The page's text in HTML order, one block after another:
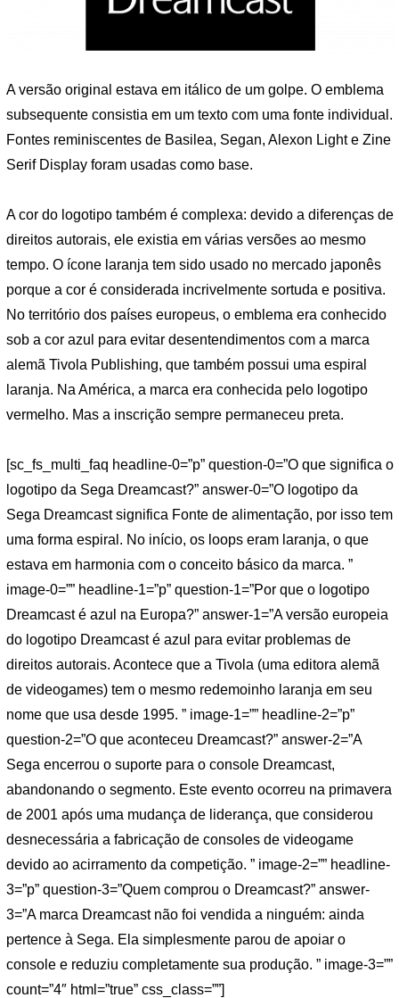
A versão original estava em itálico de um golpe. O emblema
subsequente consistia em um texto com uma fonte individual.
Fontes reminiscentes de Basilea, Segan, Alexon Light e Zine
Serif Display foram usadas como base.
A cor do logotipo também é complexa: devido a diferenças de
direitos autorais, ele existia em várias versões ao mesmo
tempo. O ícone laranja tem sido usado no mercado japonês
porque a cor é considerada incrivelmente sortuda e positiva.
No território dos países europeus, o emblema era conhecido
sob a cor azul para evitar desentendimentos com a marca
alemã Tivola Publishing, que também possui uma espiral
laranja. Na América, a marca era conhecida pelo logotipo
vermelho. Mas a inscrição sempre permaneceu preta.
[sc_fs_multi_faq headline-0=”p” question-0=”O que significa o
logotipo da Sega Dreamcast?” answer-0=”O logotipo da
Sega Dreamcast significa Fonte de alimentação, por isso tem
uma forma espiral. No início, os loops eram laranja, o que
estava em harmonia com o conceito básico da marca. ”
image-0=”” headline-1=”p” question-1=”Por que o logotipo
Dreamcast é azul na Europa?” answer-1=”A versão europeia
do logotipo Dreamcast é azul para evitar problemas de
direitos autorais. Acontece que a Tivola (uma editora alemã
de videogames) tem o mesmo redemoinho laranja em seu
nome que usa desde 1995. ” image-1=”” headline-2=”p”
question-2=”O que aconteceu Dreamcast?” answer-2=”A
Sega encerrou o suporte para o console Dreamcast,
abandonando o segmento. Este evento ocorreu na primavera
de 2001 após uma mudança de liderança, que considerou
desnecessária a fabricação de consoles de videogame
devido ao acirramento da competição. ” image-2=”” headline-
3=”p” question-3=”Quem comprou o Dreamcast?” answer-
3=”A marca Dreamcast não foi vendida a ninguém: ainda
pertence à Sega. Ela simplesmente parou de apoiar o
console e reduziu completamente sua produção. ” image-3=””
count=”4″ html=”true” css_class=””]